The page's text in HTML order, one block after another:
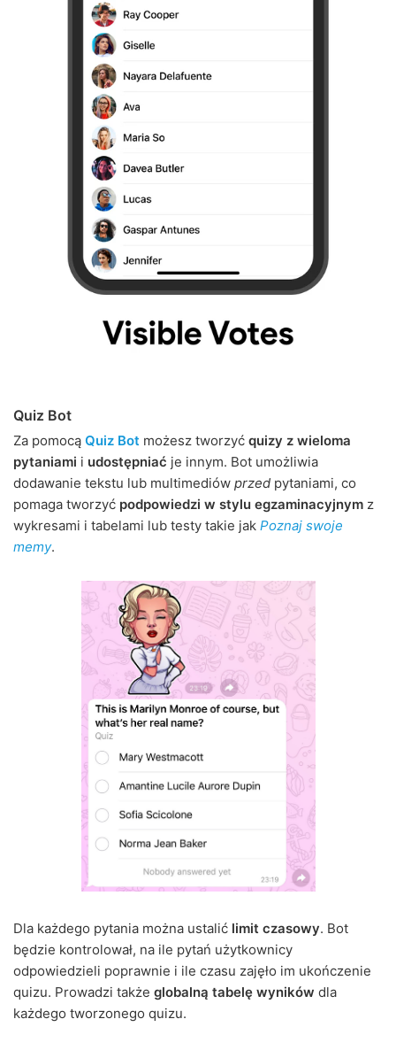
Quiz Bot
Za pomocą Quiz Bot możesz tworzyć quizy z wieloma
pytaniami i udostępniać je innym. Bot umożliwia
dodawanie tekstu lub multimediów przed pytaniami, co
pomaga tworzyć podpowiedzi w stylu egzaminacyjnym z
wykresami i tabelami lub testy takie jak Poznaj swoje
memy.
Dla każdego pytania można ustalić limit czasowy. Bot
będzie kontrolował, na ile pytań użytkownicy
odpowiedzieli poprawnie i ile czasu zajęło im ukończenie
quizu. Prowadzi także globalną tabelę wyników dla
każdego tworzonego quizu.